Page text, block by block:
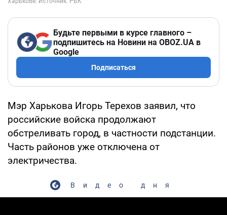
Будьте первыми в курсе главного –
подпишитесь на Новини на OBOZ.UA в
Google
Подписаться
Мэр Харькова Игорь Терехов заявил, что
российские войска продолжают
обстреливать город, в частности подстанции.
Часть районов уже отключена от
электричества.
Видео дня